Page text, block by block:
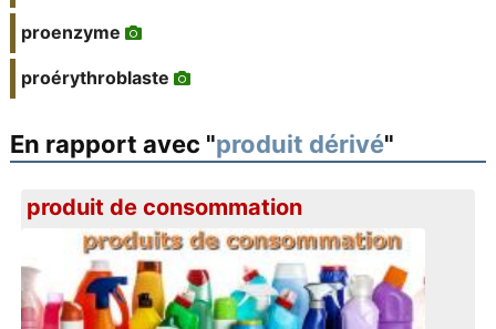
proenzyme
proérythroblaste
En rapport avec "produit dérivé"
produit de consommation